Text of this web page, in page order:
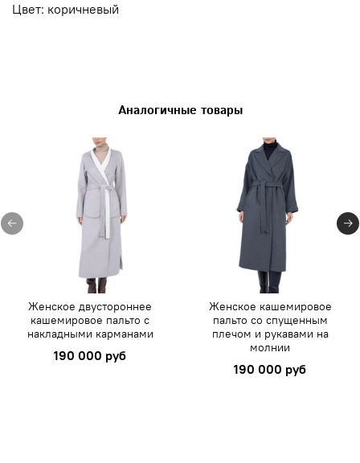
Цвет: коричневый
Аналогичные товары
Женское двустороннее
кашемировое пальто с
накладными карманами
190 000 руб
Женское кашемировое
пальто со спущенным
плечом и рукавами на
молнии
190 000 руб